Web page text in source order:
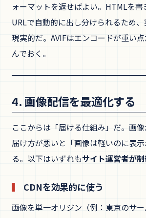
ォーマットを返せばよい。HTMLを
URLで自動的に出し分けられるため
現実的だ。AVIFはエンコードが重い
んでおく。
4. 画像配信を最適化する
ここからは「届ける仕組み」だ。画像
届け方が悪いと「画像は軽いのに表
る。以下はいずれもサイト運営者が
CDNを効果的に使う
画像を単一オリジン（例：東京のサ